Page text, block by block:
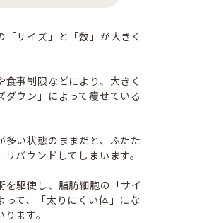
サイズ」と「数」が大きく
事制限などにより、大きく
ウン」によって痩せている
多い状態のままだと、ふたた
バウンドしてしまいます。
を駆使し、脂肪細胞の「サイ
て、「太りにくい体」にな
ます。